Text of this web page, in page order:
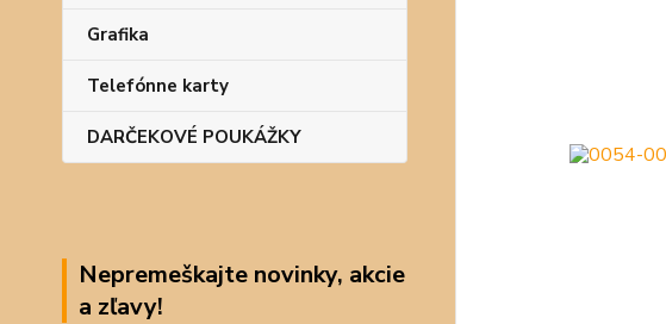
Grafika
Telefónne karty
DARČEKOVÉ POUKÁŽKY
Nepremeškajte novinky, akcie
a zľavy!